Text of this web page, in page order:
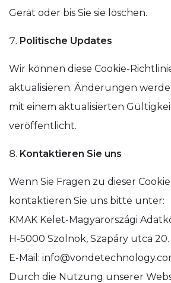
Gerät oder bis Sie sie löschen.
Politische Updates
Wir können diese Cookie-
aktualisieren. Änderungen
mit einem aktualisierten
veröffentlicht.
Kontaktieren Sie uns
Wenn Sie Fragen zu dieser
kontaktieren Sie uns bitte unter:
KMAK Kelet-Magyarországi
H-5000 Szolnok, Szapáry utca 20.
E-Mail:
Durch die Nutzung unserer